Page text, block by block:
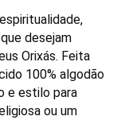
desejam
Orixás. Feita
100% algodão
e estilo para
ou um